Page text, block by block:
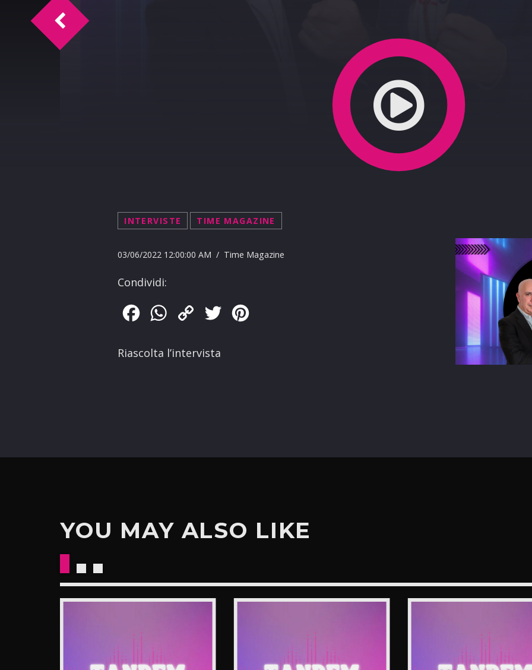
INTERVISTE TIME MAGAZINE
03/06/2022 12:00:00 AM / Time Magazine
Condividi:
FacebookWhatsApp
Copy
Twitter
Riascolta l’intervista
Time Magazine intervista Dario Matranga
YOU MAY ALSO LIKE